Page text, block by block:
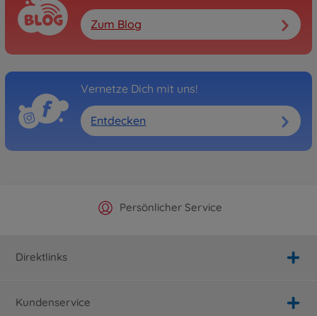
Zum Blog
Vernetze Dich mit uns!
Entdecken
Offizieller Hersteller Shop
Persönlicher Service
Versandkostenfrei ab 25€
Schnelle Lieferung
Direktlinks
Kundenservice